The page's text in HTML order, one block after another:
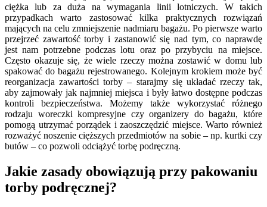
ciężka lub za duża na wymagania linii lotniczych. W takich
przypadkach warto zastosować kilka praktycznych rozwiązań
mających na celu zmniejszenie nadmiaru bagażu. Po pierwsze warto
przejrzeć zawartość torby i zastanowić się nad tym, co naprawdę
jest nam potrzebne podczas lotu oraz po przybyciu na miejsce.
Często okazuje się, że wiele rzeczy można zostawić w domu lub
spakować do bagażu rejestrowanego. Kolejnym krokiem może być
reorganizacja zawartości torby – starajmy się układać rzeczy tak,
aby zajmowały jak najmniej miejsca i były łatwo dostępne podczas
kontroli bezpieczeństwa. Możemy także wykorzystać różnego
rodzaju woreczki kompresyjne czy organizery do bagażu, które
pomogą utrzymać porządek i zaoszczędzić miejsce. Warto również
rozważyć noszenie cięższych przedmiotów na sobie – np. kurtki czy
butów – co pozwoli odciążyć torbę podręczną.
Jakie zasady obowiązują przy pakowaniu
torby podręcznej?